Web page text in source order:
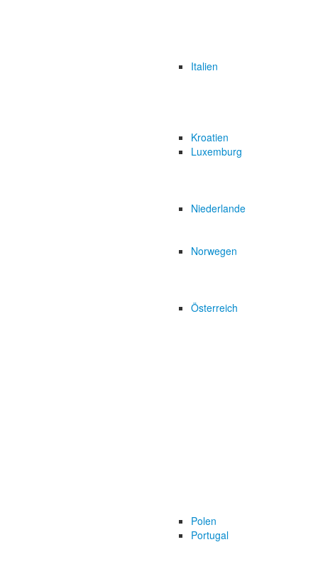
Italien
Kroatien
Luxemburg
Niederlande
Norwegen
Österreich
Polen
Portugal